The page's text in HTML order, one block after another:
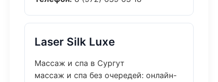
Laser Silk Luxe
Массаж и спа в Сургут
массаж и спа без очередей: онлайн-